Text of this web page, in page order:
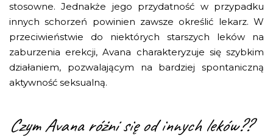
stosowne. Jednakże jego przydatność w przypadku
innych schorzeń powinien zawsze określić lekarz. W
przeciwieństwie do niektórych starszych leków na
zaburzenia erekcji, Avana charakteryzuje się szybkim
działaniem, pozwalającym na bardziej spontaniczną
aktywność seksualną.
Czym Avana różni się od innych leków??